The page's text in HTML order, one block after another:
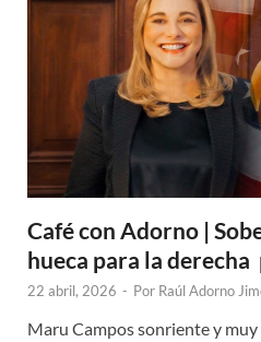
Café con Adorno |
hueca para la
22 abril, 2026 - Por Raúl Adorno
Maru Campos sonriente y